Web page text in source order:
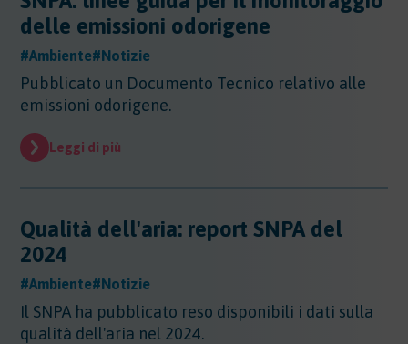
delle emissioni odorigene
#Ambiente#Notizie
Pubblicato un Documento Tecnico relativo alle
emissioni odorigene.
Leggi di più
Qualità dell'aria: report SNPA del
2024
#Ambiente#Notizie
Il SNPA ha pubblicato reso disponibili i dati sulla
qualità dell'aria nel 2024.